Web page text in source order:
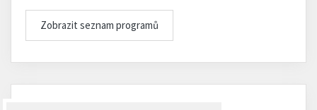
Zobrazit seznam programů